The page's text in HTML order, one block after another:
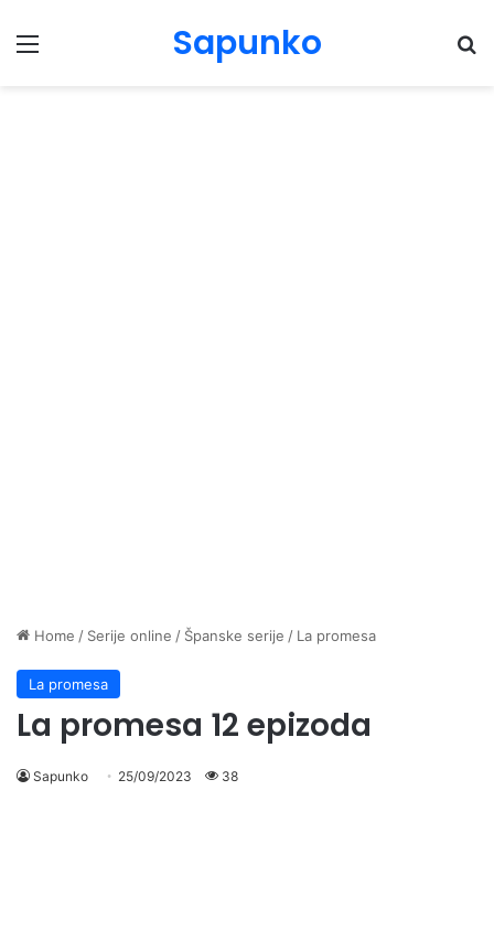
Menu Sapunko
Home / Serije online / Španske serije / La promesa
La promesa
La promesa 12 epizoda
Sapunko 25/09/2023 38